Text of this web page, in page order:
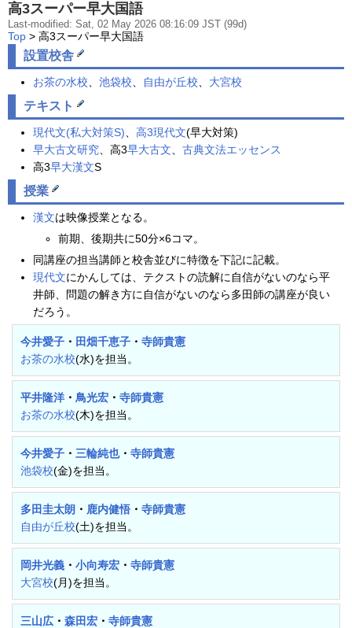
高3スーパー早大国語
Last-modified: Sat, 02 May 2026 08:16:09 JST (99d)
Top > 高3スーパー早大国語
設置校舎
お茶の水校 池袋校 自由が丘校 大宮校
テキスト
現代文(私大対策S) 高3現代文(早大対策)
早大古文研究 、高3早大古文
古典文法エッセンス
高3早大漢文S
授業
漢文は映像授業となる。
前期、後期共に50分×6コマ。
同講座の担当講師と校舎並びに特徴を下記に記載。
現代文にかんしては、テクストの読解に自信がないのなら平
井師、問題の解き方に自信がないのなら多田師の講座が良い
だろう。
今井愛子 ・ 田畑千恵子 ・ 寺師貴憲
お茶の水校(水)を担当。
平井隆洋 ・ 鳥光宏 ・ 寺師貴憲
お茶の水校(木)を担当。
今井愛子 ・ 三輪純也・ 寺師貴憲
池袋校(金)を担当。
多田圭太朗 ・ 鹿内健悟 ・ 寺師貴憲
自由が丘校(土)を担当。
岡井光義 ・ 小向寿宏 ・ 寺師貴憲
大宮校(月)を担当。
三山広 ・ 森田宏 ・ 寺師貴憲